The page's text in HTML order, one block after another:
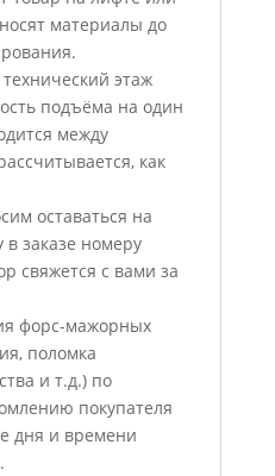
материалы до
этаж
подъёма на один
между
как
оставаться на
в заказе номеру
свяжется с вами за
форс-мажорных
поломка
и т.д.) по
покупателя
дня и времени